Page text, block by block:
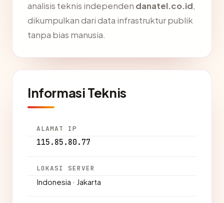
analisis teknis independen danatel.co.id,
dikumpulkan dari data infrastruktur publik
tanpa bias manusia.
Informasi Teknis
ALAMAT IP
115.85.80.77
LOKASI SERVER
Indonesia · Jakarta